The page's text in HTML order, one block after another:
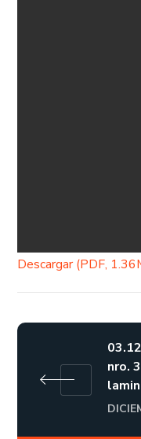
Descargar (PDF,
nro.